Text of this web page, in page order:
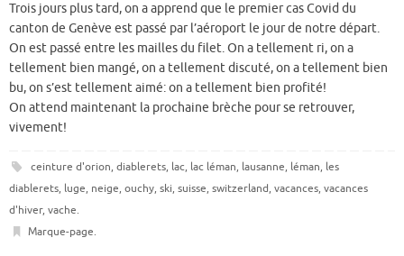
Trois jours plus tard, on a apprend que le premier cas Covid du
canton de Genève est passé par l’aéroport le jour de notre départ.
On est passé entre les mailles du filet. On a tellement ri, on a
tellement bien mangé, on a tellement discuté, on a tellement bien
bu, on s’est tellement aimé: on a tellement bien profité!
On attend maintenant la prochaine brèche pour se retrouver,
vivement!
ceinture d'orion, diablerets, lac, lac léman, lausanne, léman, les
diablerets, luge, neige, ouchy, ski, suisse, switzerland, vacances, vacances
d'hiver, vache.
Marque-page.